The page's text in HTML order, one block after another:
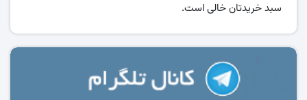
سبد خریدتان خالی است.